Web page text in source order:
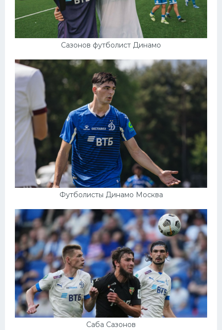
Сазонов футболист Динамо
Футболисты Динамо Москва
Саба Сазонов